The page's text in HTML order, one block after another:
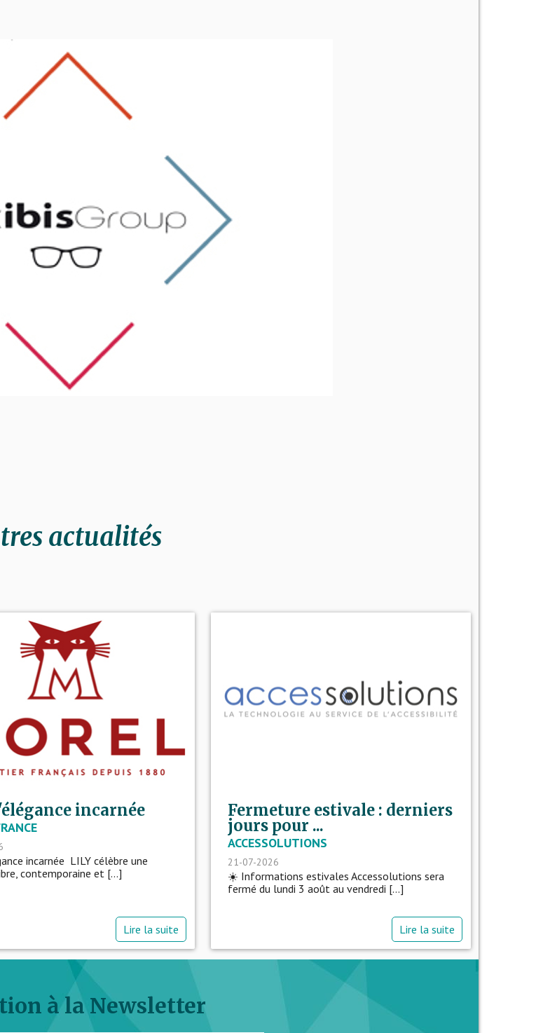
actualités
incarnée
incarnée LILY célèbre une
contemporaine et [...]
Lire la suite
Fermeture estivale : derniers
jours pour ...
ACCESSOLUTIONS
21-07-2026
☀️ Informations estivales Accessolutions sera
fermé du lundi 3 août au vendredi [...]
Lire la suite
à la Newsletter